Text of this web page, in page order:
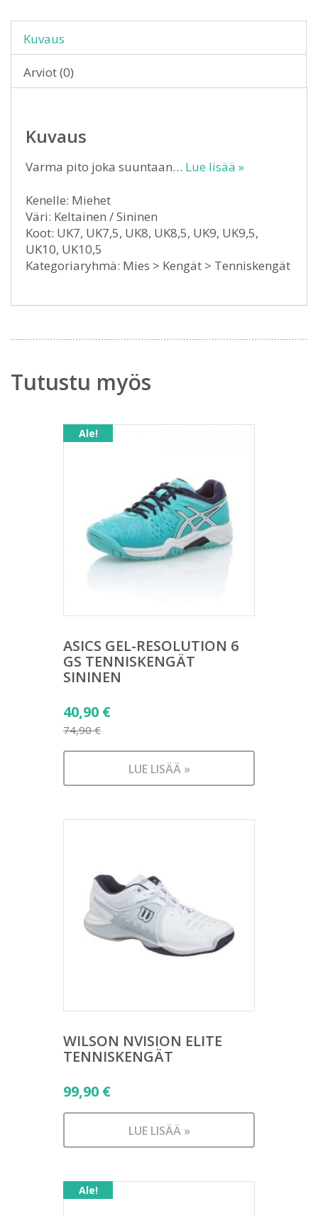
Kuvaus
Arviot (0)
Kuvaus
Varma pito joka suuntaan… Lue lisää »
Kenelle: Miehet
Väri: Keltainen / Sininen
Koot: UK7, UK7,5, UK8, UK8,5, UK9, UK9,5,
UK10, UK10,5
Kategoriaryhmä: Mies > Kengät > Tenniskengät
Tutustu myös
Ale!
ASICS GEL-RESOLUTION 6
GS TENNISKENGÄT
SININEN
74,90€
Alkuperäinen
hinta
oli:
40,90 €
Nykyinen
on:
LUE LISÄÄ »
WILSON NVISION ELITE
TENNISKENGÄT
99,90 €
LUE LISÄÄ »
Ale!